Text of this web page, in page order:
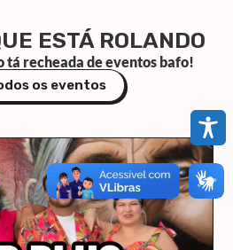
ESTÁ ROLANDO
tá recheada de eventos bafo!
os eventos